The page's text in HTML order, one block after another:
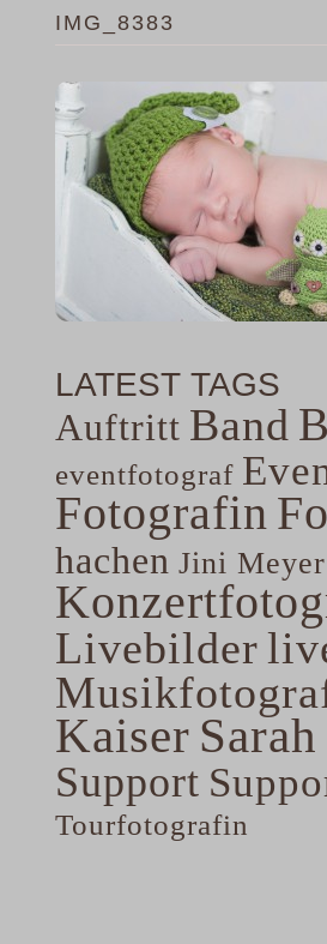
IMG_8383
LATEST TAGS
Auftritt Band
eventfotograf
Fotografin
hachen Jini Meyer
Livebilder
Kaiser
Support
Tourfotografin